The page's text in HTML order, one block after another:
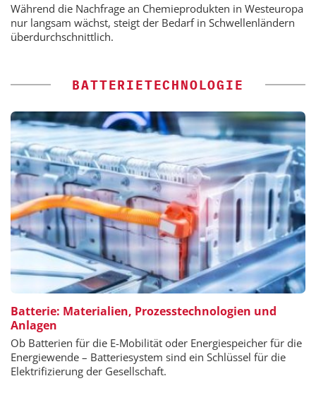
Während die Nachfrage an Chemieprodukten in Westeuropa
nur langsam wächst, steigt der Bedarf in Schwellenländern
überdurchschnittlich.
BATTERIETECHNOLOGIE
Batterie: Materialien, Prozesstechnologien und
Anlagen
Ob Batterien für die E-Mobilität oder Energiespeicher für die
Energiewende – Batteriesystem sind ein Schlüssel für die
Elektrifizierung der Gesellschaft.